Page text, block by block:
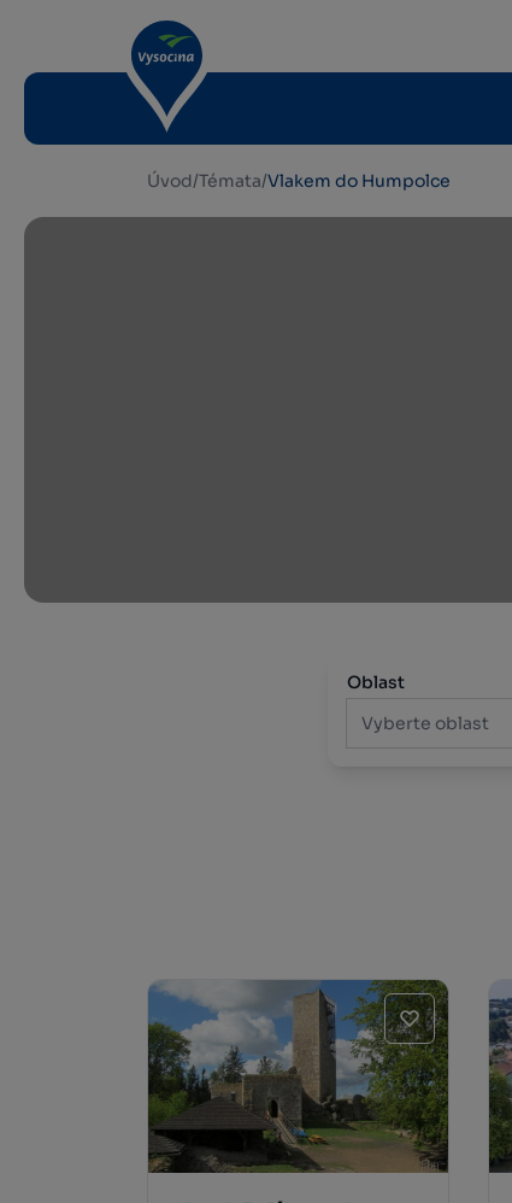
Úvod/Témata/Vlakem do Humpolce
Oblast
Vyberte oblast